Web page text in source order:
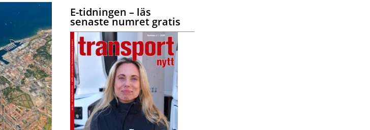
E-tidningen – läs
senaste numret gratis